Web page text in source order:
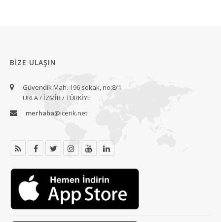
BIZE ULAŞIN
Güvendik Mah. 196 sokak, no:8/1
URLA / İZMİR / TÜRKİYE
merhaba@icerik.net